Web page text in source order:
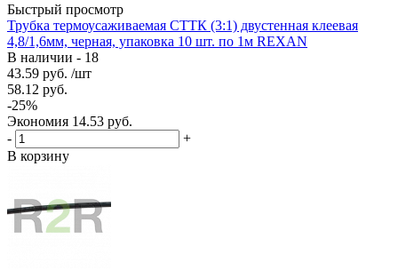
Быстрый просмотр
Трубка термоусаживаемая СТТК (3:1) двустенная клеевая
4,8/1,6мм, черная, упаковка 10 шт. по 1м REXAN
В наличии - 18
43.59 руб. /шт
58.12 руб.
-25%
Экономия 14.53 руб.
-
+
В корзину